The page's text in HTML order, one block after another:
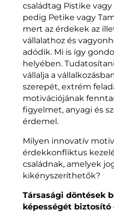
családtag Pistike
pedig Petike vagy
mert az érdekek az
vállalathoz és
adódik. Mi is így
helyében.
vállalja a
szerepét, extrém
motivációjának
figyelmet, anyagi és
érdemel.
Milyen innovatív
érdekkonfliktus
családnak, amelyek
kikényszeríthetők?
Társasági döntések
képességét biztosító